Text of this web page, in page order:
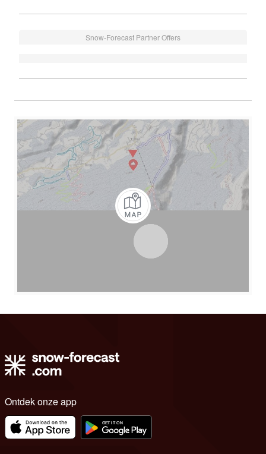
Snow-Forecast Partner Offers
Ontdek onze app